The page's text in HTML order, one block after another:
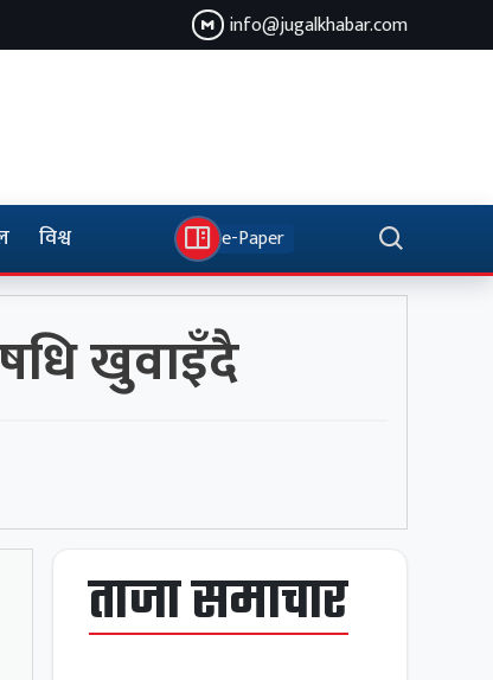
info@jugalkhabar.com
विश्व e-Paper
खुवाइँदै
ताजा समाचार